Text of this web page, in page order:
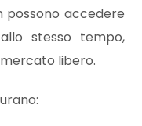
possono accedere
stesso tempo,
libero.